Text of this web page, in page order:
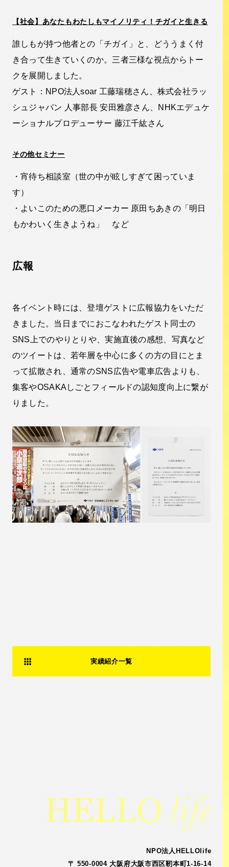
【社会】あなたもわたしもマイノリティ！チガイと生きる
誰しもが持つ他者との「チガイ」と、どううまく付
き合って生きていくのか。三者三様な視点からトー
クを展開しました。
ゲスト：NPO法人soar 工藤瑞穂さん、株式会社ラッ
シュジャパン 人事部長 安田雅彦さん、NHKエデュケ
ーショナルプロデューサー 藤江千紘さん
その他セミナー
・宵待ち相談室（世の中が眩しすぎて困っていま
す）
・よいこのための悪口メーカー 原田ちあきの「明日
もかわいく生きようね」 など
広報
各イベント時には、登壇ゲストに広報協力をいただ
きました。当日までにおこなわれたゲスト同士の
SNS上でのやりとりや、実施直後の感想、写真など
のツイートは、若年層を中心に多くの方の目にとま
って拡散され、通常のSNS広告や電車広告よりも、
集客やOSAKAしごとフィールドの認知度向上に繋が
りました。
実績紹介一覧
NPO法人HELLOlife
〒 550-0004 大阪府大阪市西区靭本町1-16-14